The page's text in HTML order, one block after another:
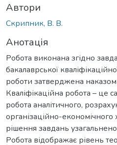
Автори
Скрипник, В. В.
Анотація
Робота виконана згідно
бакалаврської
роботи затверджена
Кваліфікаційна робота – це
робота аналітичного,
організаційно-економічного
рішення завдань
Робота відображає рівень